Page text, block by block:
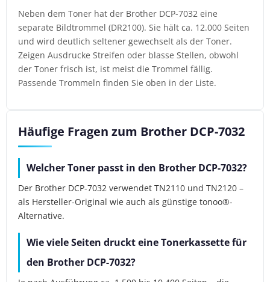
Neben dem Toner hat der Brother DCP-7032 eine
separate Bildtrommel (DR2100). Sie hält ca. 12.000 Seiten
und wird deutlich seltener gewechselt als der Toner.
Zeigen Ausdrucke Streifen oder blasse Stellen, obwohl
der Toner frisch ist, ist meist die Trommel fällig.
Passende Trommeln finden Sie oben in der Liste.
Häufige Fragen zum Brother DCP-7032
Welcher Toner passt in den Brother DCP-7032?
Der Brother DCP-7032 verwendet TN2110 und TN2120 –
als Hersteller-Original wie auch als günstige tonoo®-
Alternative.
Wie viele Seiten druckt eine Tonerkassette für
den Brother DCP-7032?